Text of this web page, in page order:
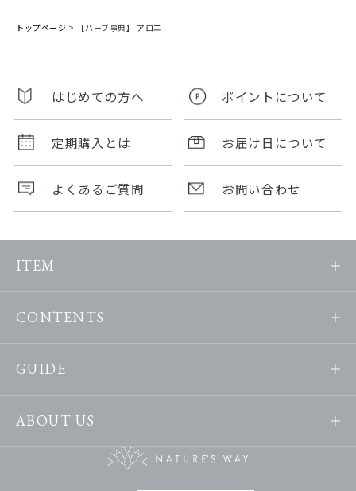
トップページ > 【ハーブ事典】 アロエ
はじめての方へ ポイントについて
定期購入とは お届け日について
よくあるご質問 お問い合わせ
ITEM
CONTENTS
GUIDE
ABOUT US